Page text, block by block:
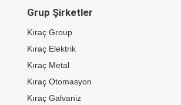
Grup Şirketler
Kıraç Group
Kıraç Elektrik
Kıraç Metal
Kıraç Otomasyon
Kıraç Galvaniz